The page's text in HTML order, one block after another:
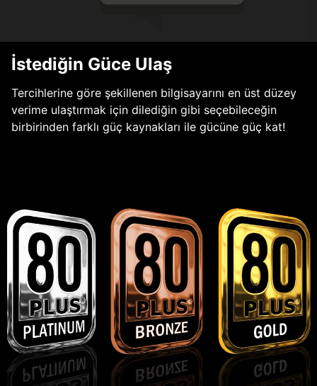
İstediğin Güce Ulaş
Tercihlerine göre şekillenen bilgisayarını en üst düzey
verime ulaştırmak için dilediğin gibi seçebileceğin
birbirinden farklı güç kaynakları ile gücüne güç kat!